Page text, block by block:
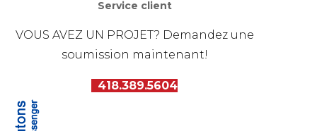
Service client
VOUS AVEZ UN PROJET? Demandez une
soumission maintenant!
418.389.5604